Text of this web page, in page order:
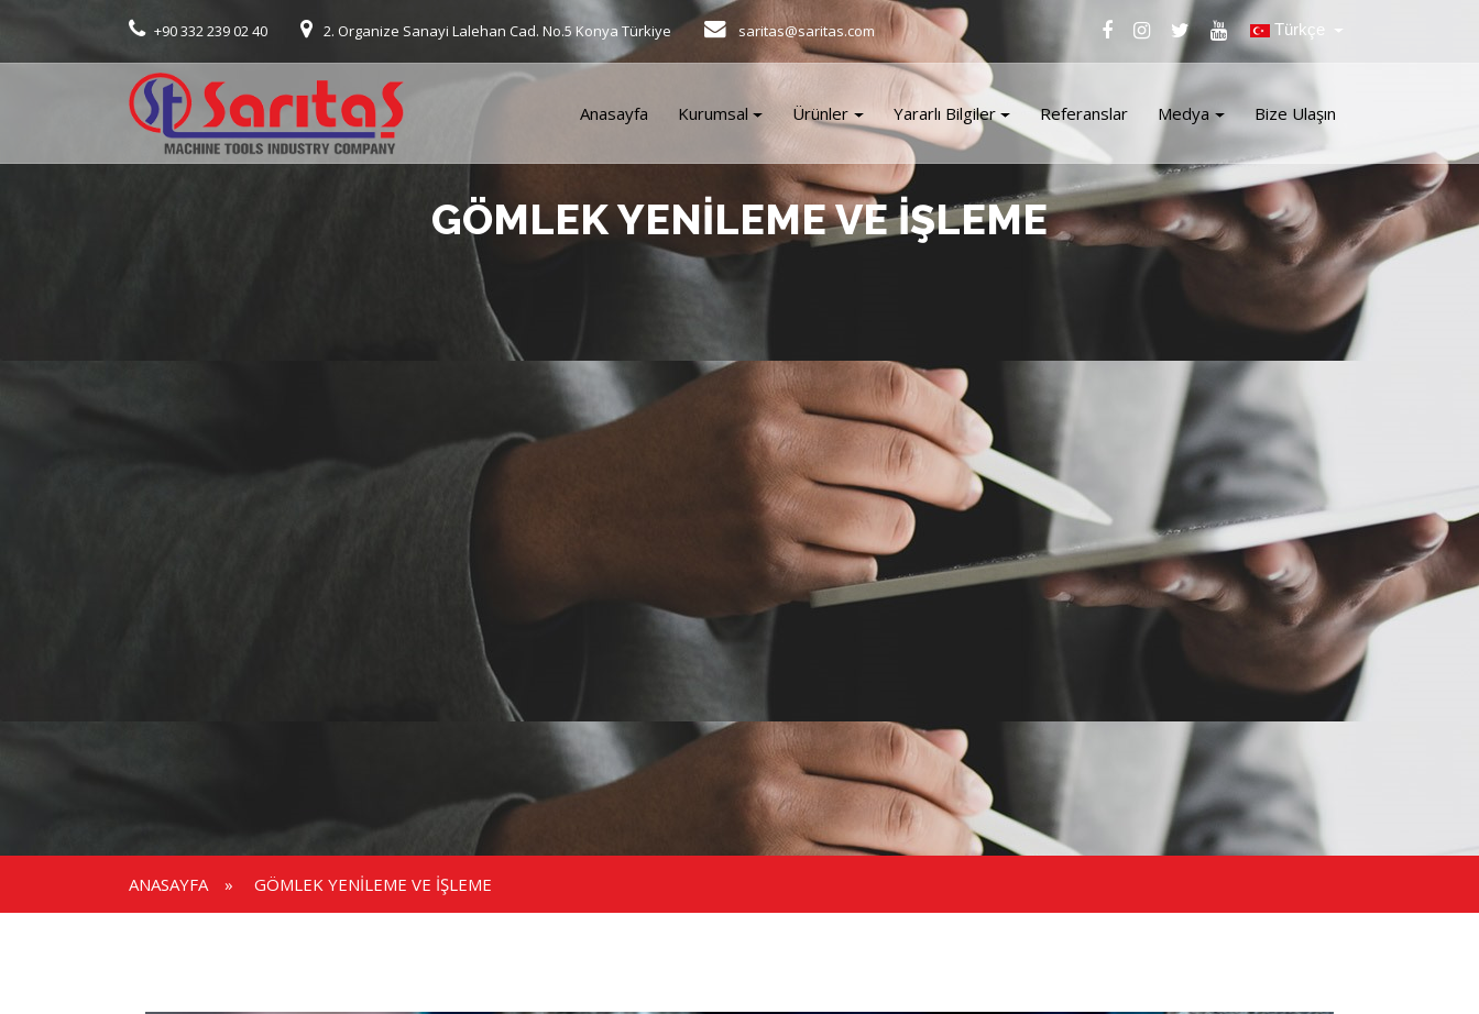
+90 332 239 02 40 2. Organize Sanayi Lalehan Cad. No.5 Konya Türkiye saritas@saritas.com Türkçe
Anasayfa Kurumsal Ürünler Yararlı Bilgiler Referanslar Medya Bize Ulaşın
GÖMLEK YENILEME VE IŞLEME
ANASAYFA » GÖMLEK YENILEME VE IŞLEME